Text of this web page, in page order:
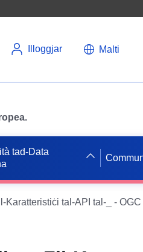
Illoggjar Malti
tad-Data
Karatteristiċi tal-API tal-_ - OGC